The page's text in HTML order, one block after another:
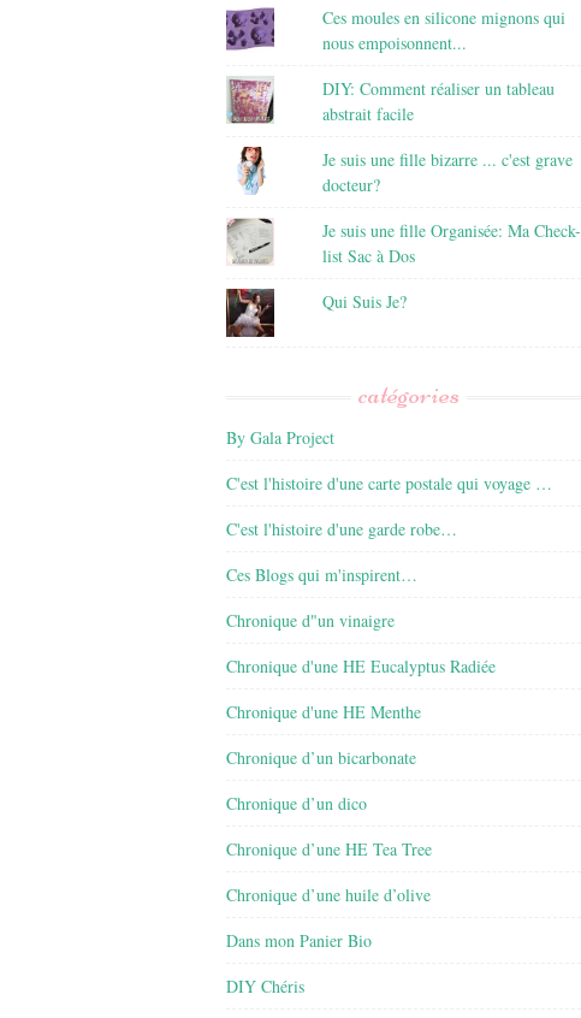
Ces moules en silicone mignons qui
nous empoisonnent...
DIY: Comment réaliser un tableau
abstrait facile
Je suis une fille bizarre ... c'est grave
docteur?
Je suis une fille Organisée: Ma Check-
list Sac à Dos
Qui Suis Je?
catégories
By Gala Project
C'est l'histoire d'une carte postale qui voyage …
C'est l'histoire d'une garde robe…
Ces Blogs qui m'inspirent…
Chronique d"un vinaigre
Chronique d'une HE Eucalyptus Radiée
Chronique d'une HE Menthe
Chronique d’un bicarbonate
Chronique d’un dico
Chronique d’une HE Tea Tree
Chronique d’une huile d’olive
Dans mon Panier Bio
DIY Chéris